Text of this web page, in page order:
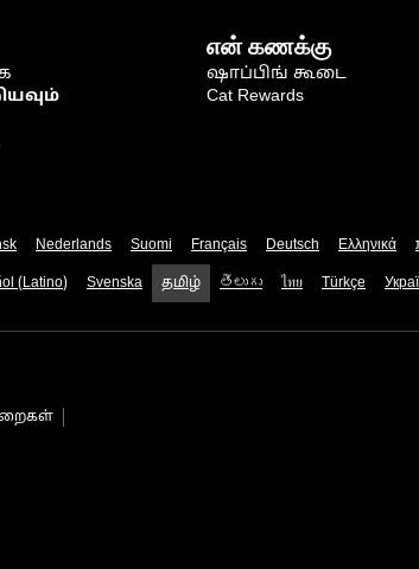
என் கணக்கு
ஷாப்பிங் கூடை
Cat Rewards
Nederlands Suomi Français Deutsch Ελληνικά
(Latino) Svenska தமிழ் తెలుగు ไทย Türkçe